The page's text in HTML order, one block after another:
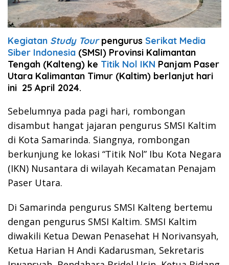
Kegiatan Study Tourpengurus Serikat Media
Siber Indonesia (SMSI) Provinsi Kalimantan
Tengah (Kalteng) ke Titik Nol IKN Panjam Paser
Utara Kalimantan Timur (Kaltim) berlanjut hari
ini 25 April 2024.
Sebelumnya pada pagi hari, rombongan
disambut hangat jajaran pengurus SMSI Kaltim
di Kota Samarinda. Siangnya, rombongan
berkunjung ke lokasi “Titik Nol” Ibu Kota Negara
(IKN) Nusantara di wilayah Kecamatan Penajam
Paser Utara.
Di Samarinda pengurus SMSI Kalteng bertemu
dengan pengurus SMSI Kaltim. SMSI Kaltim
diwakili Ketua Dewan Penasehat H Norivansyah,
Ketua Harian H Andi Kadarusman, Sekretaris